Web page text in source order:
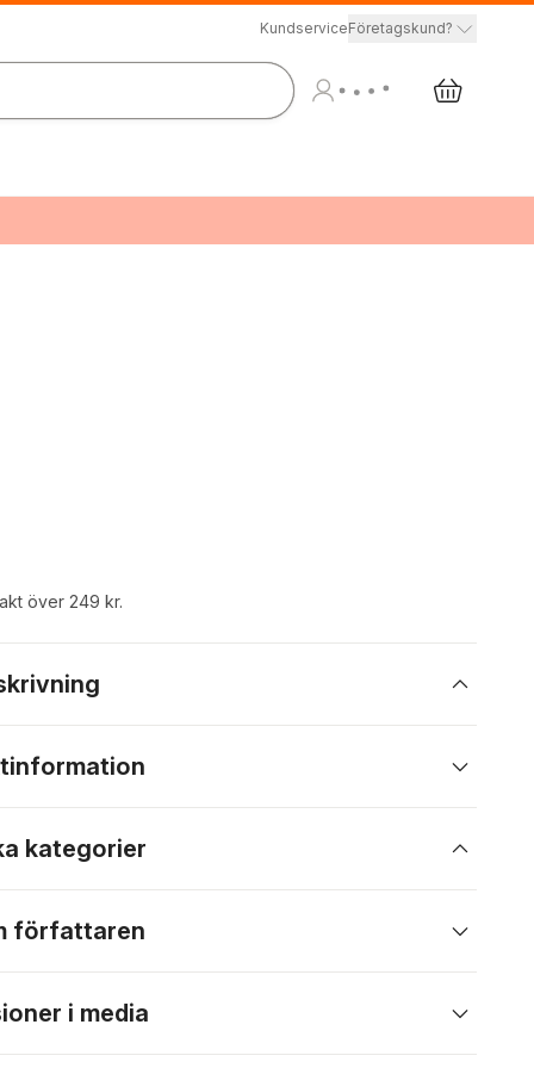
KundserviceFöretagskund?
över 249 kr.
kategorier
författaren
i media